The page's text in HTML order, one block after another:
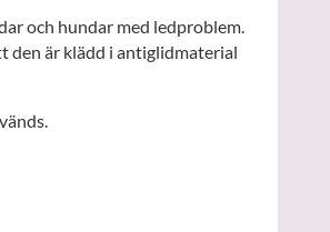
och hundar med ledproblem.
den är klädd i antiglidmaterial